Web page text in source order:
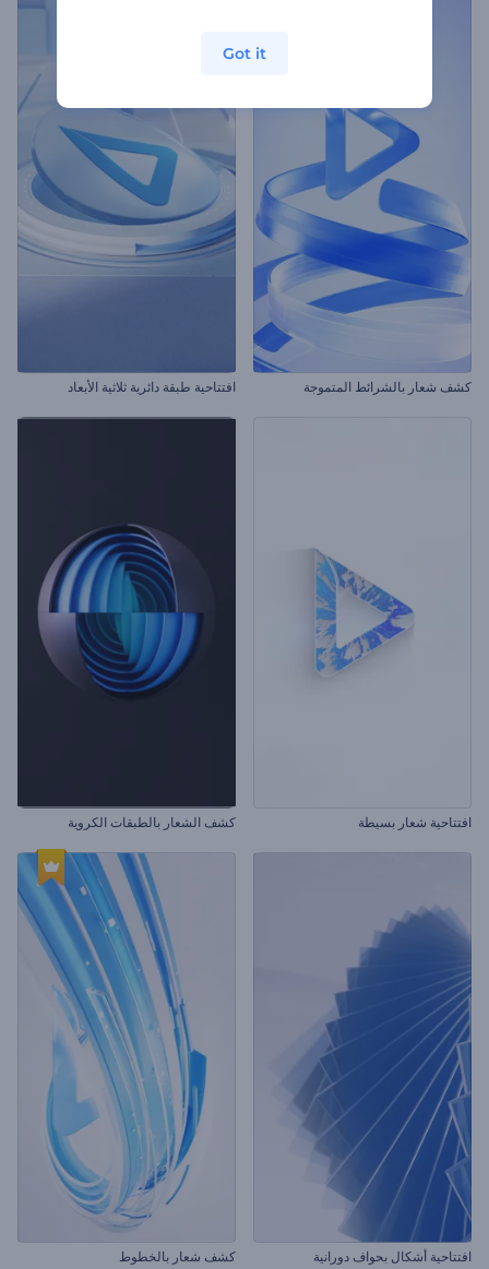
كشف شعار بالشرائط المتموجة افتتاحية طبقة دائرية ثلاثية الأبعاد
افتتاحية شعار بسيطة كشف الشعار بالطبقات الكروية
افتتاحية أشكال بحواف دورانية كشف شعار بالخطوط
Got it